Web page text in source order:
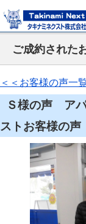
ご成約された
＜＜お客様の声一
Ｓ様の声 ア
ストお客様の声